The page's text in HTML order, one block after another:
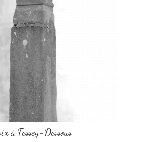
à Fessey-Dessous